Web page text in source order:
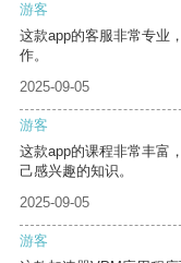
游客
这款app的客服非常专业
作。
2025-09-05
游客
这款app的课程非常丰富
己感兴趣的知识。
2025-09-05
游客